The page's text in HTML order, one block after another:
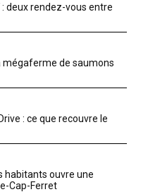
deux rendez-vous entre
mégaferme de saumons
: ce que recouvre le
habitants ouvre une
Cap-Ferret